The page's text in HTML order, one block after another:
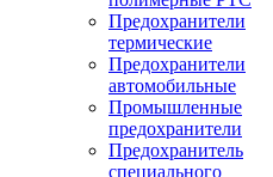
Предохранители
термические
Предохранители
автомобильные
Промышленные
предохранители
Предохранитель
специального